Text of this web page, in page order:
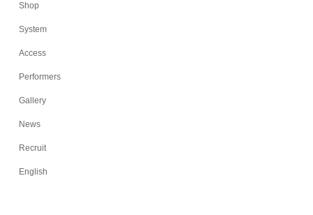
Shop
System
Access
Performers
Gallery
News
Recruit
English